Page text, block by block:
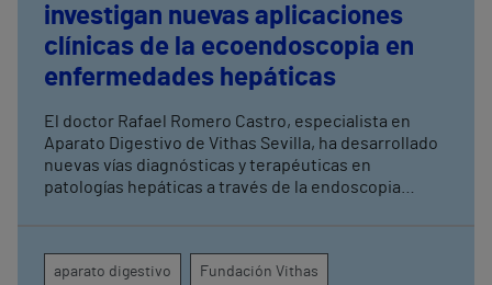
investigan nuevas aplicaciones
clínicas de la ecoendoscopia en
enfermedades hepáticas
El doctor Rafael Romero Castro, especialista en
Aparato Digestivo de Vithas Sevilla, ha desarrollado
nuevas vías diagnósticas y terapéuticas en
patologías hepáticas a través de la endoscopia
endohepatología, que reúne diversos
procedimientos endoscópicos avanzados aplicados
aparato digestivo Fundación Vithas